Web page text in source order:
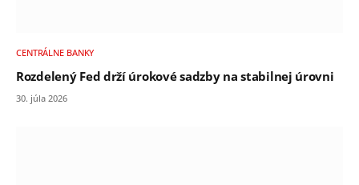
CENTRÁLNE BANKY
Rozdelený Fed drží úrokové sadzby na stabilnej úrovni
30. júla 2026